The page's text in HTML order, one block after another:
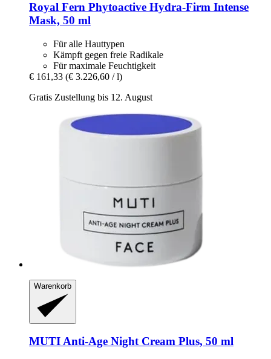
Royal Fern Phytoactive Hydra-​Firm Intense
Mask, 50 ml
Für alle Hauttypen
Kämpft gegen freie Radikale
Für maximale Feuchtigkeit
€ 161,33 (€ 3.226,60 / l)
Gratis Zustellung bis 12. August
Warenkorb
MUTIAnti-​Age Night Cream Plus, 50 ml